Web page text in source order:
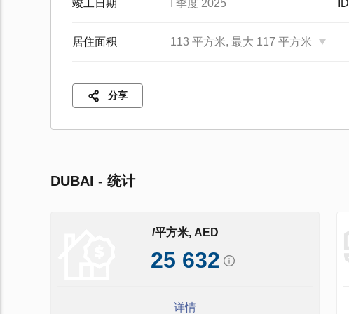
竣工日期 I 季度 2025 ID
居住面积 113 平方米, 最大 117 平方米
分享
DUBAI - 统计
/平方米, AED
25 632
详情